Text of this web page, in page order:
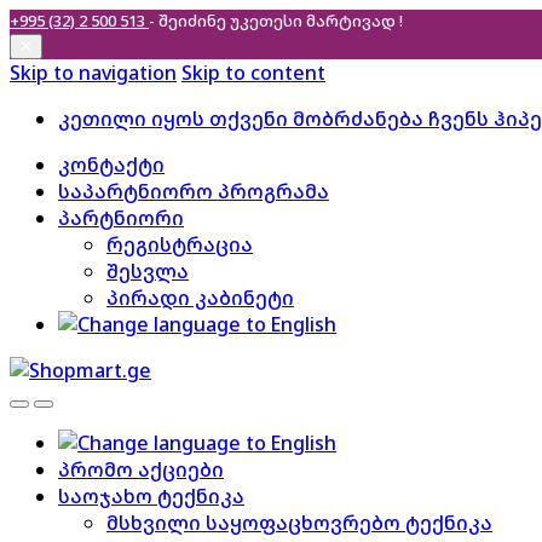
+995 (32) 2 500 513 - შეიძინე უკეთესი მარტივად !
Skip to navigation Skip to content
კეთილი იყოს თქვენი მობრძანება ჩვენს
კონტაქტი
საპარტნიორო პროგრამა
პარტნიორი
რეგისტრაცია
შესვლა
პირადი კაბინეტი
პრომო აქციები
საოჯახო ტექნიკა
მსხვილი საყოფაცხოვრებო ტექნიკა